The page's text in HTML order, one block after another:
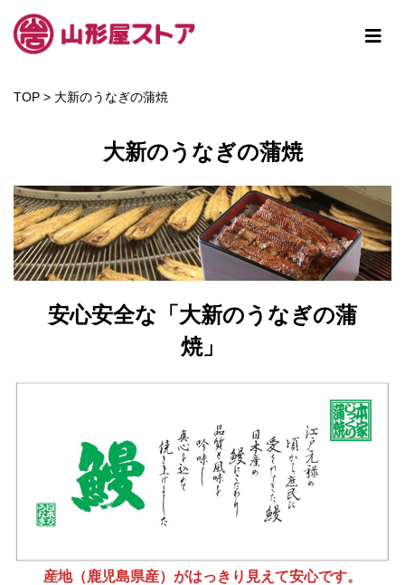
TOP > 大新のうなぎの蒲焼
大新のうなぎの蒲焼
安心安全な「大新のうなぎの蒲
焼」
産地（鹿児島県産）がはっきり見えて安心です。